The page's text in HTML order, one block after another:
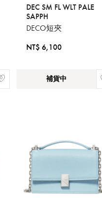
稍後決定
DEC SM FL WLT PALE
SAPPH
DECO短夾
NT$ 6,100
補貨中